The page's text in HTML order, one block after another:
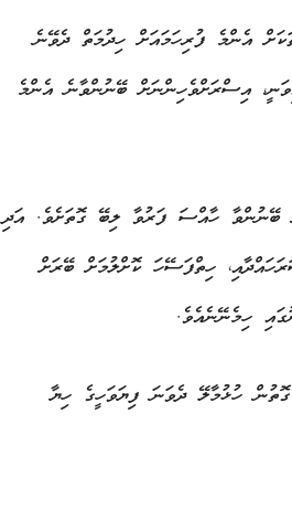
އެންމެ ފުރިހަމައަށް ހިދުމަތް ދެވޭނެ
އިސްރަށްވެހިންނަށް ބޭނުންވާނެ އެންމެ
ބޭނުންވާ ހާއްސަ ފަރުވާ ލިބޭ ގޮތަށެވެ. އަދި
ހިތްފަސޭހަ ކޮށްލުމަށް ބޭރަށް
ހިމެނޭނެއެވެ.
ހުޅުމާލޭ ދެވަނަ ފިޔަވަހީގެ ހިޔާ